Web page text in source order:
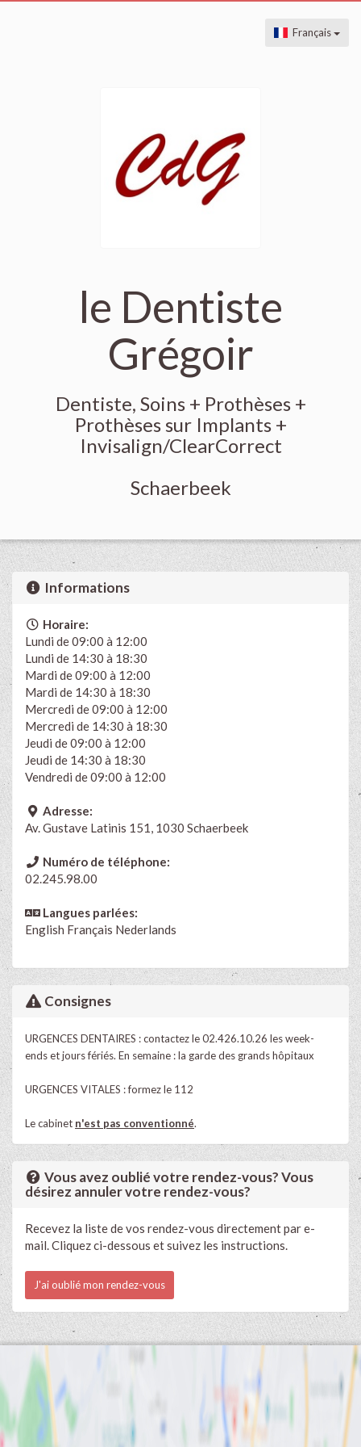
Français
le Dentiste
Grégoir
Dentiste, Soins + Prothèses +
Prothèses sur Implants +
Invisalign/ClearCorrect
Schaerbeek
Informations
Horaire:
Lundi de 09:00 à 12:00
Lundi de 14:30 à 18:30
Mardi de 09:00 à 12:00
Mardi de 14:30 à 18:30
Mercredi de 09:00 à 12:00
Mercredi de 14:30 à 18:30
Jeudi de 09:00 à 12:00
Jeudi de 14:30 à 18:30
Vendredi de 09:00 à 12:00
Adresse:
Av. Gustave Latinis 151, 1030 Schaerbeek
Numéro de téléphone:
02.245.98.00
Langues parlées:
English Français Nederlands
Consignes
URGENCES DENTAIRES : contactez le 02.426.10.26 les week-
ends et jours fériés. En semaine : la garde des grands hôpitaux
URGENCES VITALES : formez le 112
Le cabinet n'est pas conventionné.
Vous avez oublié votre rendez-vous? Vous
désirez annuler votre rendez-vous?
Recevez la liste de vos rendez-vous directement par e-
mail. Cliquez ci-dessous et suivez les instructions.
J'ai oublié mon rendez-vous